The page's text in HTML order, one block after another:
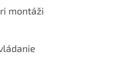
montáži